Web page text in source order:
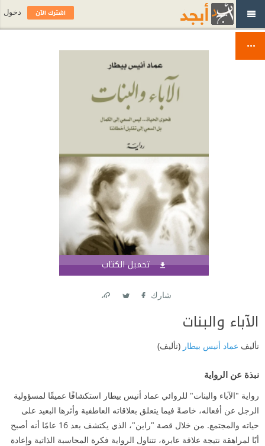
تحميل الكتاب
شارك
الآباء والبنات
تأليف عماد أنيس بيطار (تأليف)
نبذة عن الرواية
رواية "الآباء والبنات" للروائي عماد أنيس بيطار استكشافًا عميقًا لمسؤولية
الرجل عن أفعاله، خاصةً فيما يتعلق بعلاقاته العاطفية وأثرها البعيد على
حياته والمجتمع. من خلال قصة "راين"، الذي يكتشف بعد 16 عامًا أنه أصبح
أبًا لمراهقة نتيجة علاقة عابرة، تتناول الرواية فكرة المحاسبة الذاتية وإعادة
اشترك الآن دخول